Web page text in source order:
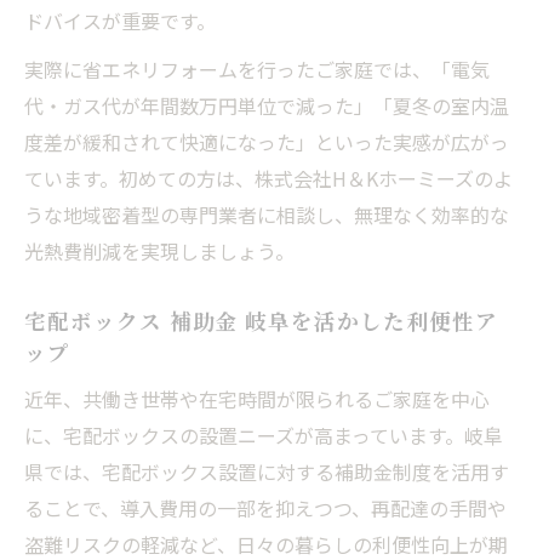
ドバイスが重要です。
実際に省エネリフォームを行ったご家庭では、「電気
代・ガス代が年間数万円単位で減った」「夏冬の室内温
度差が緩和されて快適になった」といった実感が広がっ
ています。初めての方は、株式会社H＆Kホーミーズのよ
うな地域密着型の専門業者に相談し、無理なく効率的な
光熱費削減を実現しましょう。
宅配ボックス 補助金 岐阜を活かした利便性ア
ップ
近年、共働き世帯や在宅時間が限られるご家庭を中心
に、宅配ボックスの設置ニーズが高まっています。岐阜
県では、宅配ボックス設置に対する補助金制度を活用す
ることで、導入費用の一部を抑えつつ、再配達の手間や
盗難リスクの軽減など、日々の暮らしの利便性向上が期